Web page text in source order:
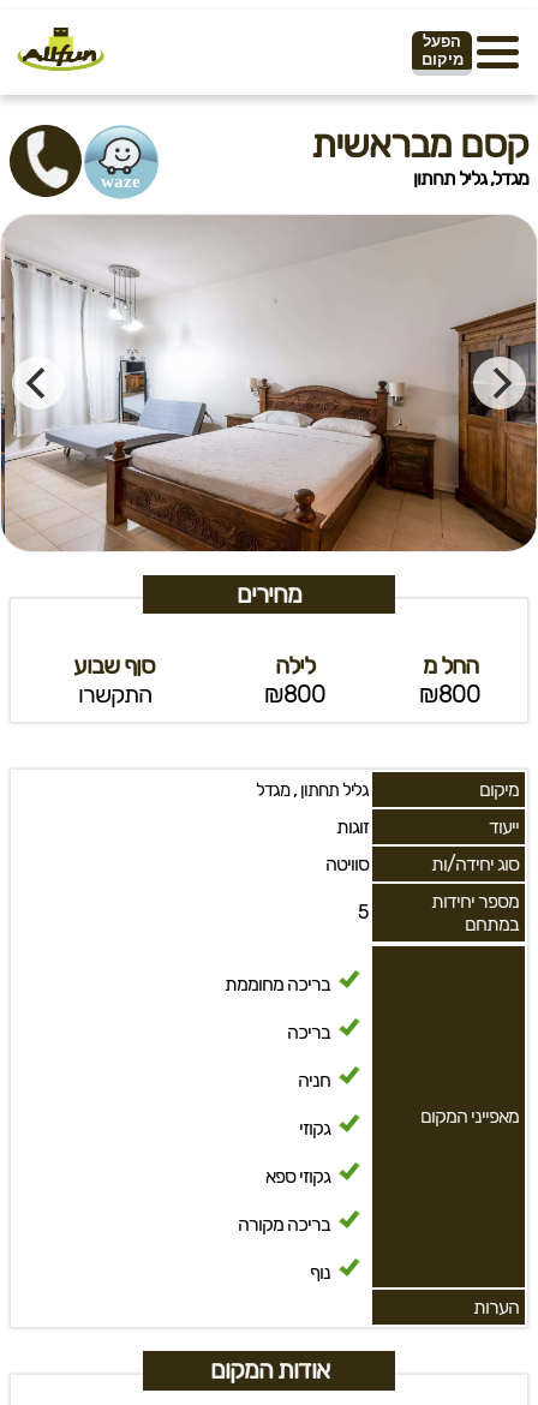
הפעל
מיקום
קסם מבראשית
מגדל, גליל תחתון
מחירים
החל מ
₪800
לילה
₪800
סןף שבוע
התקשרו
מיקום גליל תחתון,מגדל
ייעוד
זוגות
סוג יחידה/ות
סוויטה
מספר יחידות
במתחם
5
מאפייני המקום
בריכה מחוממת
בריכה
חניה
גקוזי
גקוזי ספא
בריכה מקורה
נוף
הערות
אודות המקום